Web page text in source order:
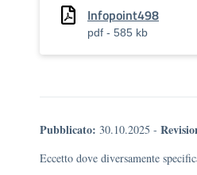
Infopoint498
pdf - 585 kb
Pubblicato: 30.10.2025 -
Eccetto dove diversamente